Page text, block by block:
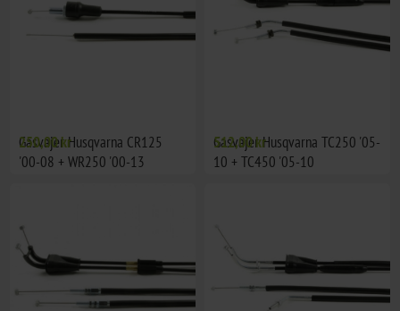
Gasvajer Husqvarna CR125
'00-08 + WR250 '00-13
250,00 kr
Gasvajer Husqvarna TC250 '05-
10 + TC450 '05-10
512,00 kr